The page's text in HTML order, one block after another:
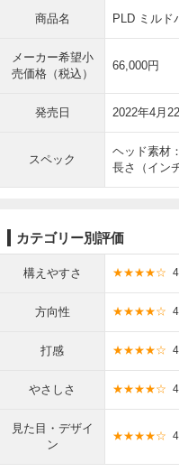
商品名 PLD ミルド
メーカー希望小
売価格（税込）
66,000円
発売日 2022年4月
スペック
ヘッド素材
長さ（イン
カテゴリー別評価
構えやすさ ★★★★☆
方向性 ★★★★☆
打感 ★★★★☆
やさしさ ★★★★☆
見た目・デザイ
ン
★★★★☆